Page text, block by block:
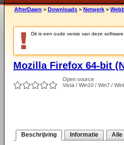
AfterDawn > Downloads > Netwerk >
Dit is een oude versie van deze
Mozilla Firefox 64-bit
Open source
Vista / Win10 / Win7 /
Beschrijving Informatie Alle